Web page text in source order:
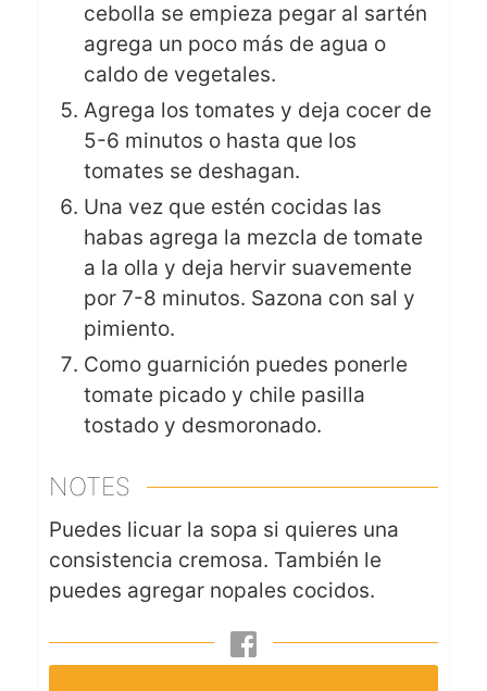
cebolla se empieza pegar al sartén
agrega un poco más de agua o
caldo de vegetales.
Agrega los tomates y deja cocer de
5-6 minutos o hasta que los
tomates se deshagan.
Una vez que estén cocidas las
habas agrega la mezcla de tomate
a la olla y deja hervir suavemente
por 7-8 minutos. Sazona con sal y
pimiento.
Como guarnición puedes ponerle
tomate picado y chile pasilla
tostado y desmoronado.
NOTES
Puedes licuar la sopa si quieres una
consistencia cremosa. También le
puedes agregar nopales cocidos.